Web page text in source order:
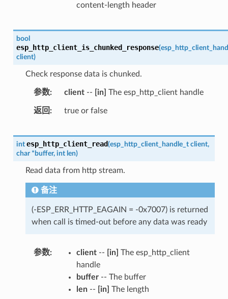
content-length header
bool
esp_http_client_is_chunked_response(
client)
Check response data is chunked.
参数 client-- [in] The esp_http_client handle
返回 true or false
int esp_http_client_read(esp_http_client_handle_t client,
char * buffer, int len)
Read data from http stream.
备注
(-ESP_ERR_HTTP_EAGAIN = -0x7007) is returned
when call is timed-out before any data was ready
参数 client-- [in] The esp_http_client
handle
buffer-- The buffer
len-- [in] The length